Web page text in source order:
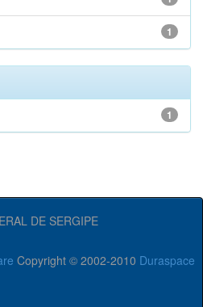
1
1
DE SERGIPE
Copyright © 2002-2010 Duraspace